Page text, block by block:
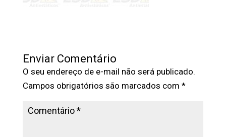
Enviar Comentário
O seu endereço de e-mail não será publicado.
Campos obrigatórios são marcados com *